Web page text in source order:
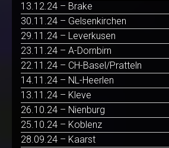
13.12.24 – Brake
30.11.24 – Gelsenkirchen
29.11.24 – Leverkusen
23.11.24 – A-Dornbirn
22.11.24 – CH-Basel/Pratteln
14.11.24 – NL-Heerlen
13.11.24 – Kleve
26.10.24 – Nienburg
25.10.24 – Koblenz
28.09.24 – Kaarst